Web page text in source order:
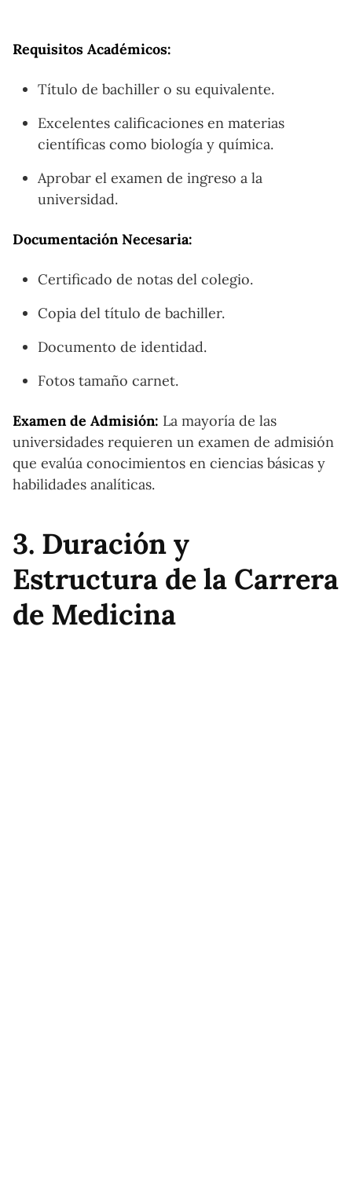
Requisitos Académicos:
Título de bachiller o su equivalente.
Excelentes calificaciones en materias
científicas como biología y química.
Aprobar el examen de ingreso a la
universidad.
Documentación Necesaria:
Certificado de notas del colegio.
Copia del título de bachiller.
Documento de identidad.
Fotos tamaño carnet.
Examen de Admisión: La mayoría de las
universidades requieren un examen de admisión
que evalúa conocimientos en ciencias básicas y
habilidades analíticas.
3. Duración y
Estructura de la Carrera
de Medicina